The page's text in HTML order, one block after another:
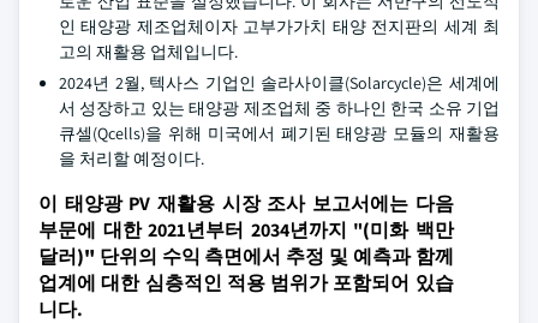
인 태양광 제조업체이자 고부가가치 태양 전지판의 세계 최
고의 재활용 업체입니다.
2024년 2월, 텍사스 기업인 솔라사이클(Solarcycle)은 세계에
서 성장하고 있는 태양광 제조업체 중 하나인 한국 소유 기업
큐셀(Qcells)을 위해 미국에서 폐기된 태양광 모듈의 재활용
을 처리할 예정이다.
이 태양광 PV 재활용 시장 조사 보고서에는 다음
부문에 대한 2021년부터 2034년까지 "(미화 백만
달러)" 단위의 수익 측면에서 추정 및 예측과 함께
업계에 대한 심층적인 적용 범위가 포함되어 있습
니다.